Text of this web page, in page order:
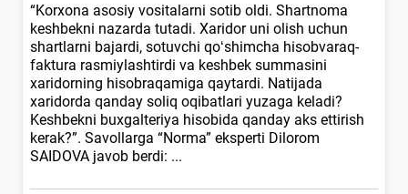
“Korхona asosiy vositalarni sotib oldi. Shartnoma
keshbekni nazarda tutadi. Xaridor uni olish uchun
shartlarni bajardi, sotuvchi qoʻshimcha hisobvaraq-
faktura rasmiylashtirdi va keshbek summasini
хaridorning hisobraqamiga qaytardi. Natijada
хaridorda qanday soliq oqibatlari yuzaga keladi?
Keshbekni buхgalteriya hisobida qanday aks ettirish
kerak?”. Savollarga “Norma” eksperti Dilorom
SAIDOVA javob berdi: ...